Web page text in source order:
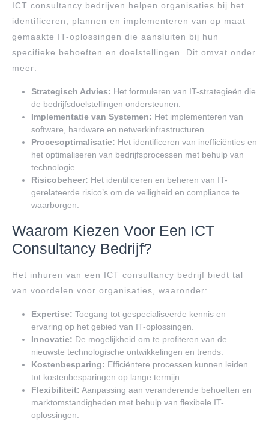
ICT consultancy bedrijven helpen organisaties bij het
identificeren, plannen en implementeren van op maat
gemaakte IT-oplossingen die aansluiten bij hun
specifieke behoeften en doelstellingen. Dit omvat onder
meer:
Strategisch Advies: Het formuleren van IT-strategieën die
de bedrijfsdoelstellingen ondersteunen.
Implementatie van Systemen: Het implementeren van
software, hardware en netwerkinfrastructuren.
Procesoptimalisatie: Het identificeren van inefficiënties en
het optimaliseren van bedrijfsprocessen met behulp van
technologie.
Risicobeheer: Het identificeren en beheren van IT-
gerelateerde risico’s om de veiligheid en compliance te
waarborgen.
Waarom Kiezen Voor Een ICT
Consultancy Bedrijf?
Het inhuren van een ICT consultancy bedrijf biedt tal
van voordelen voor organisaties, waaronder:
Expertise: Toegang tot gespecialiseerde kennis en
ervaring op het gebied van IT-oplossingen.
Innovatie: De mogelijkheid om te profiteren van de
nieuwste technologische ontwikkelingen en trends.
Kostenbesparing: Efficiëntere processen kunnen leiden
tot kostenbesparingen op lange termijn.
Flexibiliteit: Aanpassing aan veranderende behoeften en
marktomstandigheden met behulp van flexibele IT-
oplossingen.